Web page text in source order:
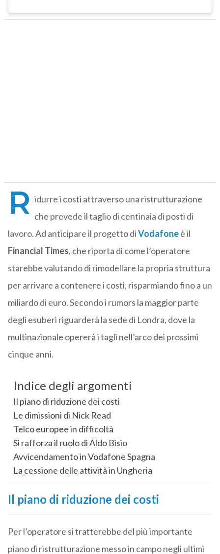
R idurre i costi attraverso una ristrutturazione
che prevede il taglio di centinaia di posti di
lavoro. Ad anticipare il progetto diVodafoneè il
Financial Times, che riporta di come l’operatore
starebbe valutando di rimodellare la propria struttura
per arrivare a contenere i costi, risparmiando fino a un
miliardo di euro. Secondo i rumors la maggior parte
degli esuberi riguarderà la sede di Londra, dove la
multinazionale opererà i tagli nell’arco dei prossimi
cinque anni.
Indice degli argomenti
Il piano di riduzione dei costi
Le dimissioni di Nick Read
Telco europee in difficoltà
Si rafforza il ruolo di Aldo Bisio
Avvicendamento in Vodafone Spagna
La cessione delle attività in Ungheria
Il piano di riduzione dei costi
Per l’operatore si tratterebbe del più importante
piano di ristrutturazione messo in campo negli ultimi